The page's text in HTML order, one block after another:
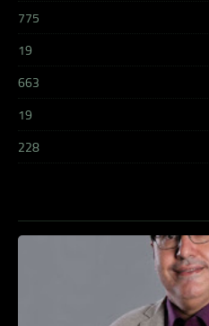
775
19
663
19
228